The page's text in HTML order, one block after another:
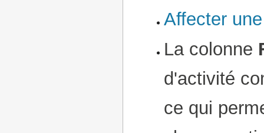
Affecter
La colonne
d'activité
ce qui